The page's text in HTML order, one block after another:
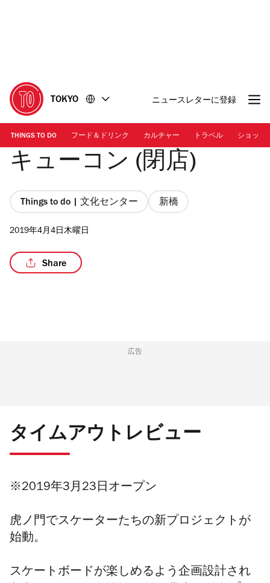
に
移
動
移
動
TOKYO ニュースレターに登録
THINGS TO DO フード＆ドリンク カルチャー トラベル ショッピ
キューコン (閉店)
Things to do | 文化センター 新橋
2019年4月4日木曜日
Share
広告
タイムアウトレビュー
※2019年3月23日オープン
虎ノ門でスケーターたちの新プロジェクトが
始動。
スケートボードが楽しめるよう企画設計され